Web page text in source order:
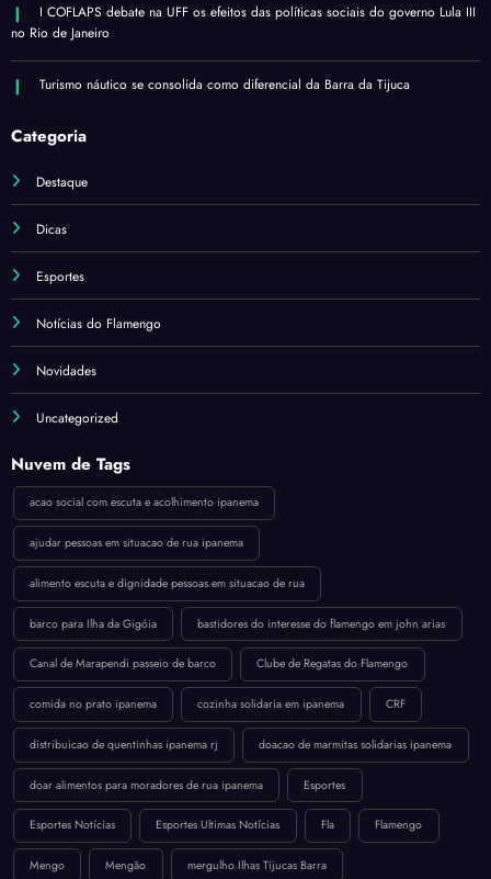
I COFLAPS debate na UFF os efeitos das políticas sociais do governo Lula III
no Rio de Janeiro
Turismo náutico se consolida como diferencial da Barra da Tijuca
Categoria
Destaque
Dicas
Esportes
Notícias do Flamengo
Novidades
Uncategorized
Nuvem de Tags
acao social com escuta e acolhimento ipanema
ajudar pessoas em situacao de rua ipanema
alimento escuta e dignidade pessoas em situacao de rua
barco para Ilha da Gigóia bastidores do interesse do flamengo em john arias
Canal de Marapendi passeio de barco Clube de Regatas do Flamengo
comida no prato ipanema cozinha solidaria em ipanema CRF
distribuicao de quentinhas ipanema rj doacao de marmitas solidarias ipanema
doar alimentos para moradores de rua ipanema Esportes
Esportes Notícias Esportes Ultimas Notícias Fla Flamengo
Mengo Mengão mergulho Ilhas Tijucas Barra